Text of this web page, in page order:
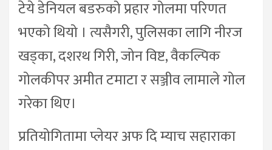
टेये डेनियल बडरुको प्रहार गोलमा परिणत
भएको थियो । त्यसैगरी, पुलिसका लागि नीरज
खड्का, दशरथ गिरी, जोन विष्ट, वैकल्पिक
गोलकीपर अमीत टमाटा र सञ्जीव लामाले गोल
गरेका थिए।
प्रतियोगितामा प्लेयर अफ दि म्याच सहाराका